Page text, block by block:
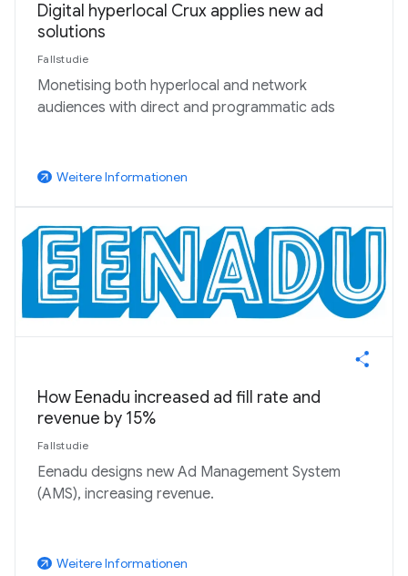
Digital hyperlocal Crux applies new ad
solutions
Fallstudie
Monetising both hyperlocal and network
audiences with direct and programmatic ads
arrow_outward Weitere Informationen
How Eenadu increased ad fill rate and
revenue by 15%
Fallstudie
Eenadu designs new Ad Management System
(AMS), increasing revenue.
arrow_outward Weitere Informationen